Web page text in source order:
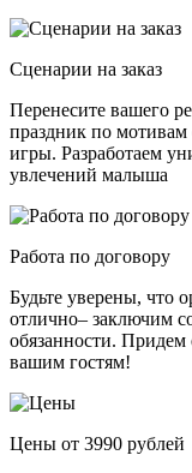
Сценарии на заказ
Перенесите вашего
праздник по
игры. Разработаем
увлечений малыша
Работа по договору
Будьте уверены, что
отлично– заключим
обязанности.
вашим гостям!
Цены от 3990 рублей